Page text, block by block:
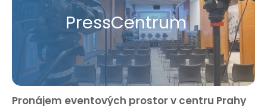
Press​Centrum
Pronájem eventových prostor v centru Prahy